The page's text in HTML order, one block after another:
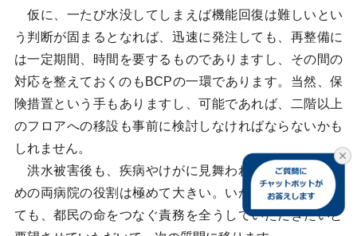
仮に、一たび水没してしまえば機能回復は難しいとい
う判断が固まるとなれば、迅速に発注しても、再整備に
は一定期間、時間を要するものでありますし、その間の
対応を整えておくのもBCPの一環であります。当然、保
険措置という手もありますし、可能であれば、二階以上
のフロアへの移設も事前に検討しなければならないかも
しれません。
洪水被害後も、疾病やけがに見舞われた都民を救うた
めの両病院の役割は極めて大きい。いかなる状況にあっ
ても、都民の命をつなぐ責務を全うしていただきたいと